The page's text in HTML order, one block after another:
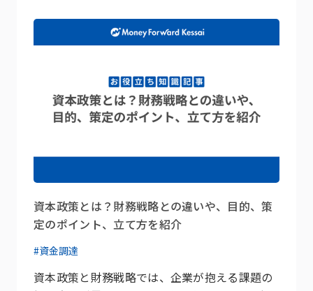
資本政策とは？財務戦略との違いや、目的、策
定のポイント、立て方を紹介
#資金調達
資本政策と財務戦略では、企業が抱える課題の